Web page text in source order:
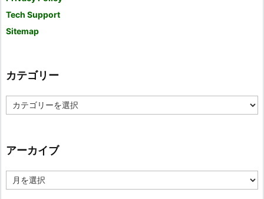
Tech Support
Sitemap
カテゴリー
テ
ー
アーカイブ
ー